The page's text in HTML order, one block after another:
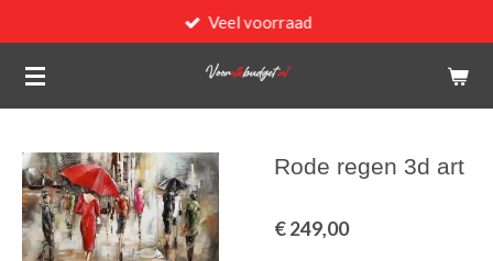
direct
naar
Veel voorraad
Rode regen 3d art
€ 249,00